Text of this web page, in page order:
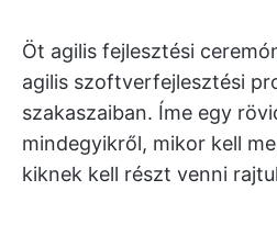
Öt agilis fejlesztési
agilis szoftverfejlesztési
szakaszaiban. Íme egy
mindegyikről, mikor kell
kiknek kell részt venni